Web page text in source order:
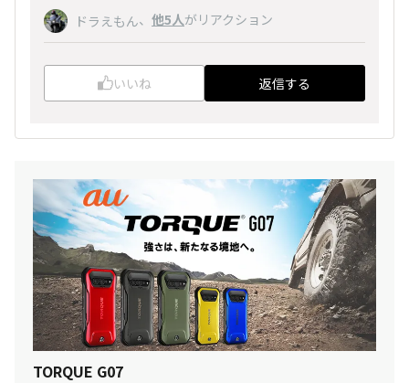
ドラえもん、 他5人がリアクション
いいね 返信する
TORQUE G07